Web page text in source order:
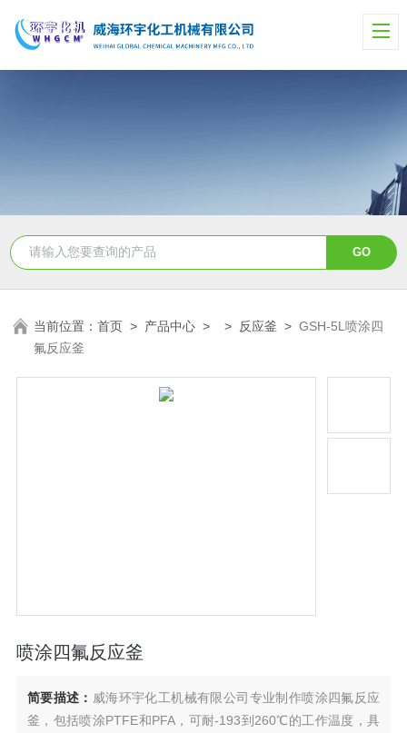
当前位置：首页 > 产品中心 > > 反应釜 >GSH-5L喷涂四
氟反应釜
喷涂四氟反应釜
简要描述： 威海环宇化工机械有限公司专业制作喷涂四氟反应
釜，包括喷涂PTFE和PFA，可耐-193到260℃的工作温度，具